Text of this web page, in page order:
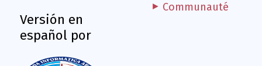
Versión en
español por
Communauté